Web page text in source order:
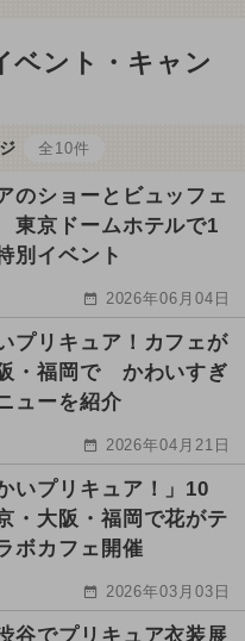
ベント・キャン
全10件
のショーとビュッフェ
京ドームホテルで1
別イベント
2026年06月04日
プリキュア！カフェが
・福岡で かわいすぎ
ューを紹介
2026年04月21日
いプリキュア！」10
大阪・福岡で花がテ
ボカフェ開催
2026年03月03日
谷でプリキュア衣装展